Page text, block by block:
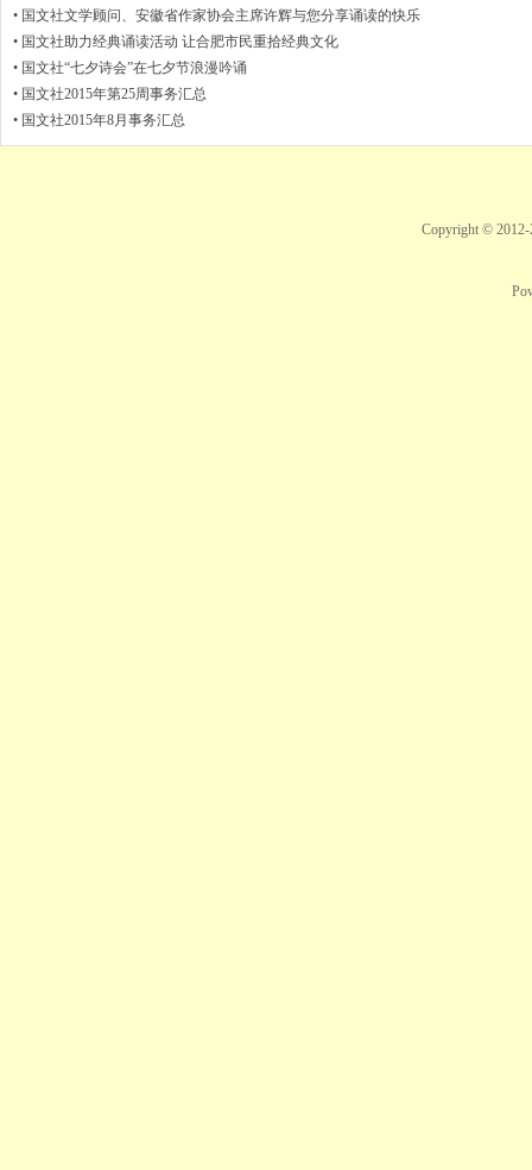
• 国文社文学顾问、安徽省作家协会主席许辉与您分享诵读的快乐
• 国文社助力经典诵读活动 让合肥市民重拾经典文化
• 国文社“七夕诗会”在七夕节浪漫吟诵
• 国文社2015年第25周事务汇总
• 国文社2015年8月事务汇总
Copyright ©